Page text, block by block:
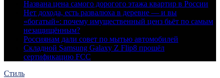
Названа цена самого дорогого этажа квартир в России
Нет дохода, есть развалюха в деревне — и вы
«богатый»: почему имущественный ценз бьёт по самым
незащищённым?
Россиянам дали совет по мытью автомобилей
Складной Samsung Galaxy Z Flip8 прошёл
сертификацию FCC
Стиль